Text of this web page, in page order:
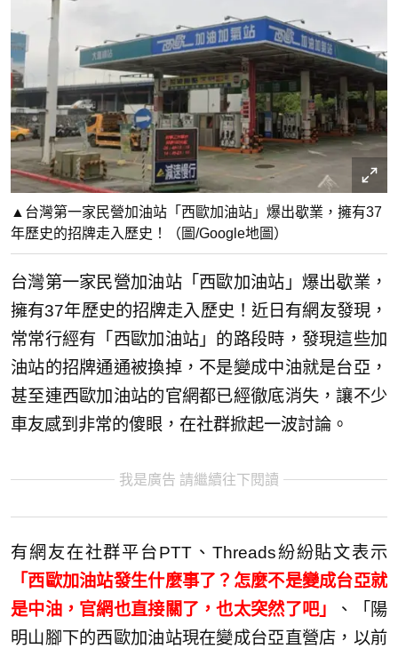
▲台灣第一家民營加油站「西歐加油站」爆出歇業，擁有37
年歷史的招牌走入歷史！（圖/Google地圖）
台灣第一家民營加油站「西歐加油站」爆出歇業，
擁有37年歷史的招牌走入歷史！近日有網友發現，
常常行經有「西歐加油站」的路段時，發現這些加
油站的招牌通通被換掉，不是變成中油就是台亞，
甚至連西歐加油站的官網都已經徹底消失，讓不少
車友感到非常的傻眼，在社群掀起一波討論。
我是廣告 請繼續往下閱讀
有網友在社群平台PTT、Threads紛紛貼文表示
「西歐加油站發生什麼事了？怎麼不是變成台亞就
是中油，官網也直接關了，也太突然了吧」
、「陽
明山腳下的西歐加油站現在變成台亞直營店，以前